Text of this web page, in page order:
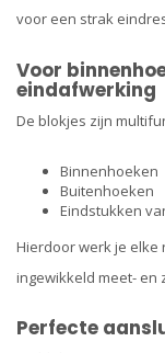
voor een strak
Voor
eindafwerking
De blokjes zijn
Binnenhoeken
Buitenhoeken
Eindstukken
Hierdoor werk je
ingewikkeld meet- en
Perfecte